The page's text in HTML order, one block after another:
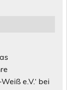
e.V.‘ bei